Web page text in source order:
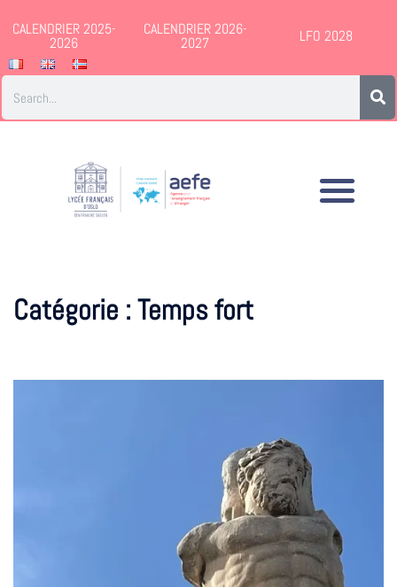
CALENDRIER 2025-
2026
CALENDRIER 2026-
2027 LFO 2028
Catégorie : Temps fort